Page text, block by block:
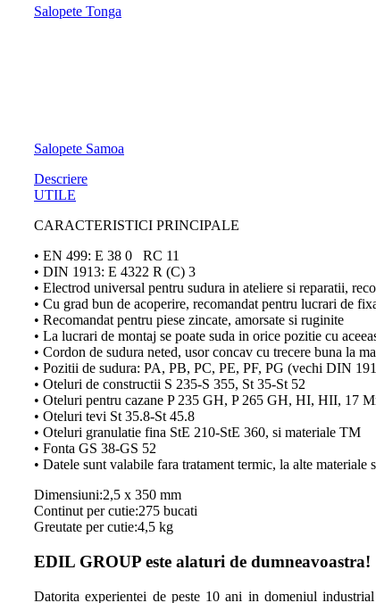
Salopete Tonga
Salopete Samoa
Descriere
UTILE
CARACTERISTICI PRINCIPALE
• EN 499: E 38 0 RC 11
• DIN 1913: E 4322 R (C) 3
• Electrod universal pentru sudura in ateliere si reparatii,
• Cu grad bun de acoperire, recomandat pentru lucrari de
• Recomandat pentru piese zincate, amorsate si ruginite
• La lucrari de montaj se poate suda in orice pozitie cu
• Cordon de sudura neted, usor concav cu trecere buna la
• Pozitii de sudura: PA, PB, PC, PE, PF, PG (vechi DIN
• Oteluri de constructii S 235-S 355, St 35-St 52
• Oteluri pentru cazane P 235 GH, P 265 GH, HI, HII, 17
• Oteluri tevi St 35.8-St 45.8
• Oteluri granulatie fina StE 210-StE 360, si materiale TM
• Fonta GS 38-GS 52
• Datele sunt valabile fara tratament termic, la alte
Dimensiuni:2,5 x 350 mm
Continut per cutie:275 bucati
Greutate per cutie:4,5 kg
EDIL GROUP este alaturi de dumneavoastra!
Datorita experientei de peste 10 ani in domeniul